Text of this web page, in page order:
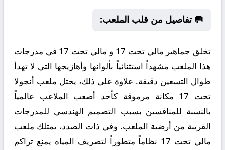
🥅 تفاصيل من قلب الملعب:
تخلق جماهير مالي تحت 17 و مالي تحت 17 في مدرجات
هذا الملعب مشهداً استثنائياً بألوانها وأهازيجها التي لا تهدأ
طوال التسعين دقيقة. علاوة على ذلك، يحتل ملعب أنجولا
تحت 17 مكانة مرموقة كأحد أصعب الملاعب عالمياً
بالنسبة للمنافسين بسبب التصميم الهندسي للمدرجات
القريبة من أرضية الملعب. وفي ذات الصدد، يمتلك ملعب
مالي تحت 17 نظاماً متطوراً لتصريف المياه يمنع تراكم